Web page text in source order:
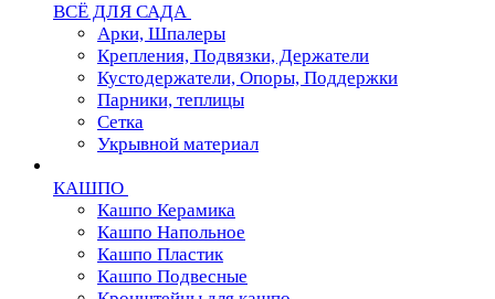
ВСЁ ДЛЯ САДА
Арки, Шпалеры
Крепления, Подвязки, Держатели
Кустодержатели, Опоры, Поддержки
Парники, теплицы
Сетка
Укрывной материал
КАШПО
Кашпо Керамика
Кашпо Напольное
Кашпо Пластик
Кашпо Подвесные